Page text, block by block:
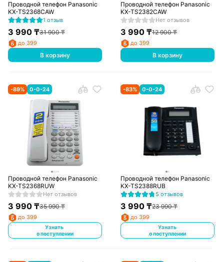
Проводной телефон Panasonic
KX-TS2368CAW
1 отзыв
3 990₸31 900₸
до 399
В корзину
Проводной телефон Panasonic
KX-TS2382CAW
Нет отзывов
3 990 ₸12 900₸
до 399
В корзину
-89% 0-0-24
Проводной телефон Panasonic
KX-TS2368RUW
Нет отзывов
3 990₸35 990₸
до 399
Узнать
о поступлении
-83% 0-0-24
Проводной телефон Panasonic
KX-TS2388RUB
5 отзывов
3 990 ₸23 990₸
до 399
Узнать
о поступлении